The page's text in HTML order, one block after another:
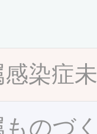
染症
のづ